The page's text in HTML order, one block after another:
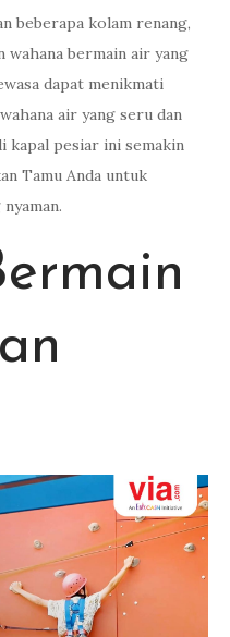
beberapa kolam renang,
wahana bermain air yang
dapat menikmati
air yang seru dan
kapal pesiar ini semakin
Tamu Anda untuk